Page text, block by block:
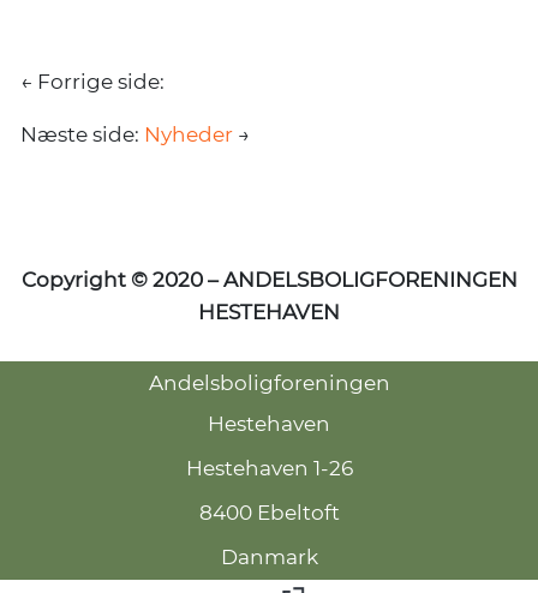
← Forrige side:
Næste side: Nyheder →
Copyright © 2020 – ANDELSBOLIGFORENINGEN
HESTEHAVEN
Andelsboligforeningen
Hestehaven
Hestehaven 1-26
8400 Ebeltoft
Danmark